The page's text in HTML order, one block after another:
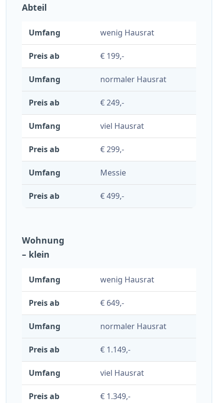
Abteil
wenig Hausrat
€ 199,-
normaler Hausrat
€ 249,-
viel Hausrat
€ 299,-
Messie
€ 499,-
Wohnung
– klein
wenig Hausrat
€ 649,-
normaler Hausrat
€ 1.149,-
viel Hausrat
€ 1.349,-